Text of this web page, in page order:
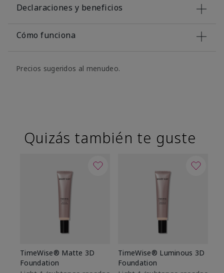
Declaraciones y beneficios
Cómo funciona
Precios sugeridos al menudeo.
Quizás también te guste
TimeWise® Matte 3D
Foundation
TimeWise® Luminous 3D
Foundation